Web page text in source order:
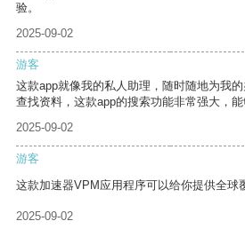
验。
2025-09-02
游客
这款app就像我的私人助理，随时随地为我
查找资料，这款app的搜索功能非常强大，能
2025-09-02
游客
这款加速器VPM应用程序可以给你提供全球
2025-09-02